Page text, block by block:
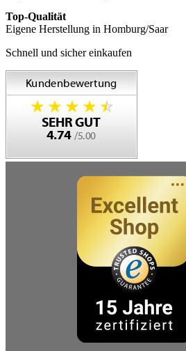
Top-Qualität
Eigene Herstellung in Homburg/Saar
Schnell und sicher einkaufen